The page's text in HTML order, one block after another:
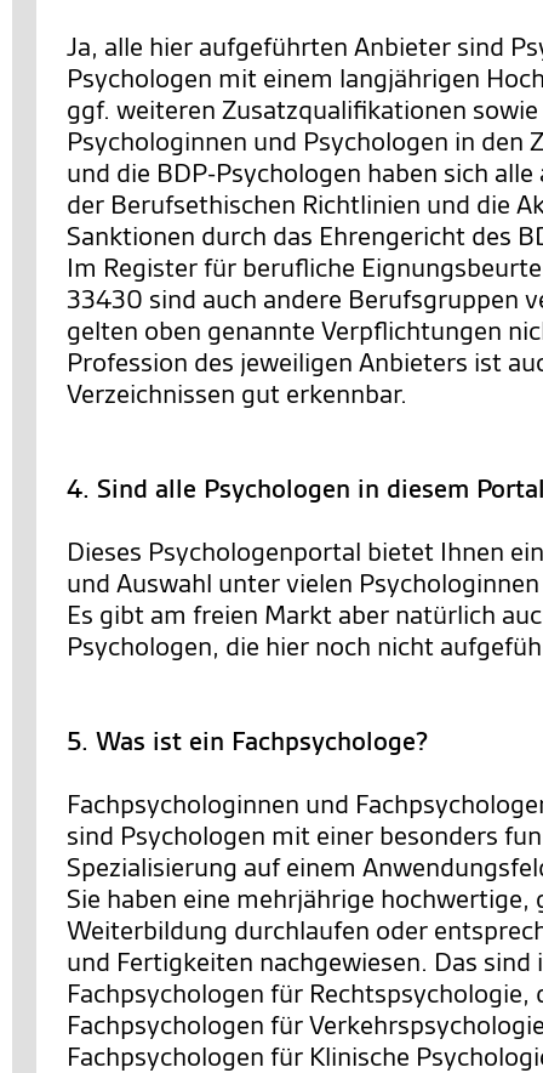
Ja, alle hier aufgeführten Anbieter sind
Psychologen mit einem langjährigen
ggf. weiteren Zusatzqualifikationen
Psychologinnen und Psychologen in den
und die BDP-Psychologen haben sich
der Berufsethischen Richtlinien und die
Sanktionen durch das Ehrengericht des
Im Register für berufliche
33430 sind auch andere Berufsgruppen
gelten oben genannte Verpflichtungen
Profession des jeweiligen Anbieters ist
Verzeichnissen gut erkennbar.
4. Sind alle Psychologen in diesem
Dieses Psychologenportal bietet Ihnen
und Auswahl unter vielen
Es gibt am freien Markt aber natürlich
Psychologen, die hier noch nicht
5. Was ist ein Fachpsychologe?
Fachpsychologinnen und
sind Psychologen mit einer besonders
Spezialisierung auf einem
Sie haben eine mehrjährige hochwertige,
Weiterbildung durchlaufen oder
und Fertigkeiten nachgewiesen. Das sind
Fachpsychologen für Rechtspsychologie,
Fachpsychologen für
Fachpsychologen für Klinische